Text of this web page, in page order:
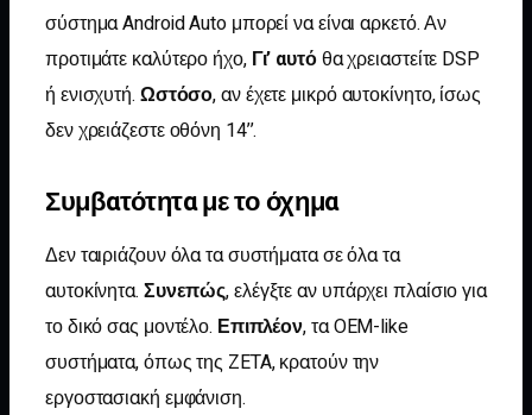
σύστημα Android Auto μπορεί να είναι αρκετό. Αν
προτιμάτε καλύτερο ήχο, Γι’ αυτόθα χρειαστείτε DSP
ή ενισχυτή. Ωστόσο, αν έχετε μικρό αυτοκίνητο, ίσως
δεν χρειάζεστε οθόνη 14’’.
Συμβατότητα με το όχημα
Δεν ταιριάζουν όλα τα συστήματα σε όλα τα
αυτοκίνητα. Συνεπώς, ελέγξτε αν υπάρχει πλαίσιο για
το δικό σας μοντέλο. Επιπλέον, τα OEM-like
συστήματα, όπως της ZETA, κρατούν την
εργοστασιακή εμφάνιση.